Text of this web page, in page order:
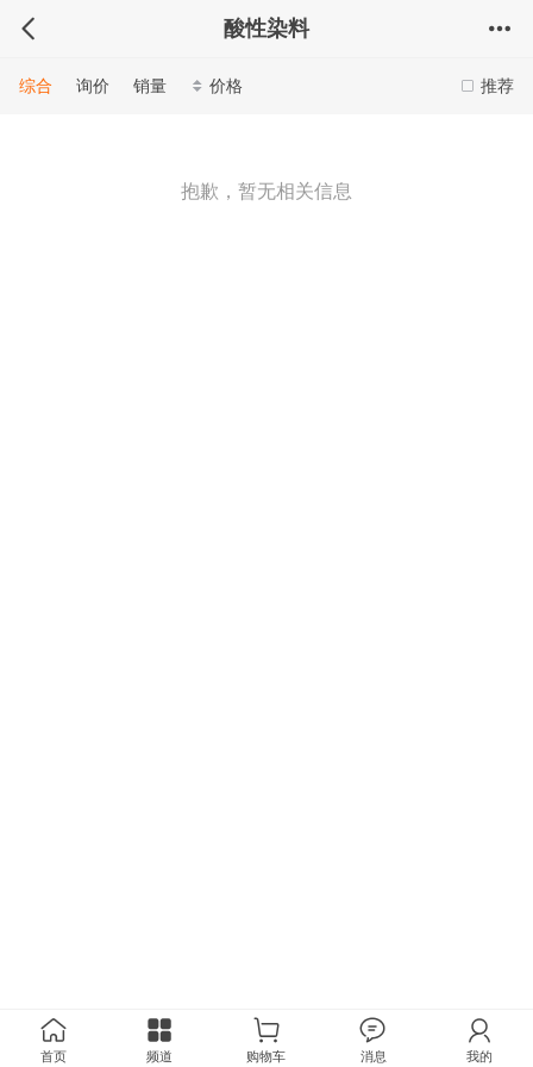
酸性染料
推荐
综合 询价 销量 价格
抱歉，暂无相关信息
首页 频道 购物车 消息 我的